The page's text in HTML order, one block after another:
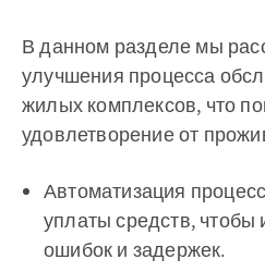
В данном разделе мы
улучшения процесса
жилых комплексов, что
удовлетворение от
Автоматизация
уплаты средств, чтобы
ошибок и задержек.